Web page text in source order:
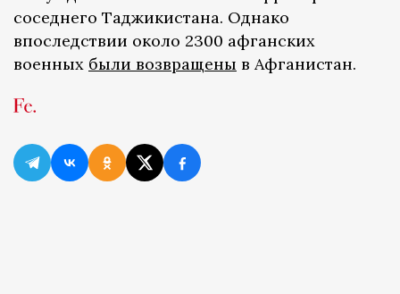
соседнего Таджикистана. Однако
впоследствии около 2300 афганских
военных были возвращены в Афганистан.